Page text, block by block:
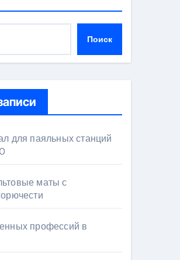
Поиск
для паяльных станций
маты с
профессий в